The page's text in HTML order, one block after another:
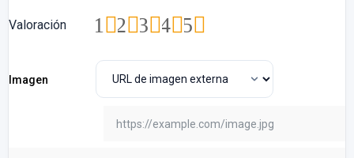
Valoración 5
4
3
2
1
Imagen